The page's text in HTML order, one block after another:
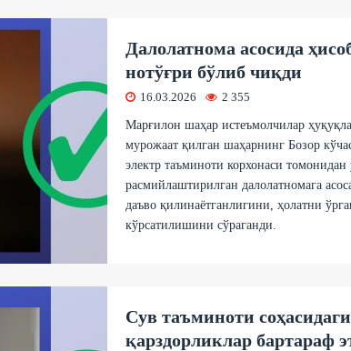
Далолатнома асосида
нотўғри бўлиб чиқди
16.03.2026 2 355
Марғилон шаҳар истеъмолчилар
мурожаат қилган шаҳарнинг Бозор
электр таъминоти корхонаси
расмийлаштирилган далолатномага
даъво қилинаётганлигини, ҳолатни
кўрсатилишини сўраганди.
Сув таъминоти
қарздорликлар бартараф